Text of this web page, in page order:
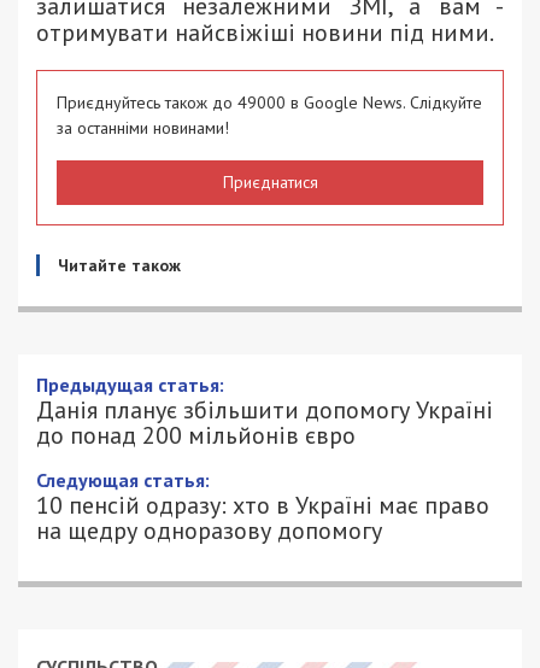
отримувати найсвіжіші новини під ними.
Приєднуйтесь також до 49000 в Google News. Слідкуйте
за останніми новинами!
Приєднатися
Читайте також
Предыдущая статья:
Данія планує збільшити допомогу Україні
до понад 200 мільйонів євро
Следующая статья:
10 пенсій одразу: хто в Україні має право
на щедру одноразову допомогу